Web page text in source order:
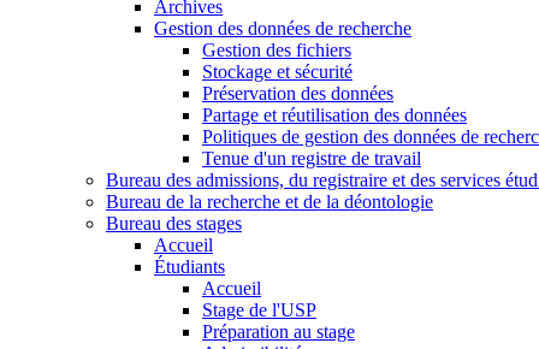
Archives
Gestion des données de recherche
Gestion des fichiers
Stockage et sécurité
Préservation des données
Partage et réutilisation des données
Politiques de gestion des données de
Tenue d'un registre de travail
Bureau des admissions, du registraire et des services
Bureau de la recherche et de la déontologie
Bureau des stages
Accueil
Étudiants
Accueil
Stage de l'USP
Préparation au stage